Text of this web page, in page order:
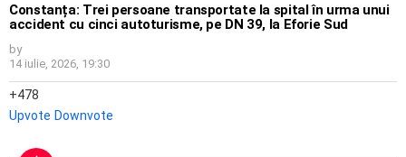
Constanța: Trei persoane transportate la spital în urma unui
accident cu cinci autoturisme, pe DN 39, la Eforie Sud
by
14 iulie, 2026, 19:30
478
Upvote Downvote